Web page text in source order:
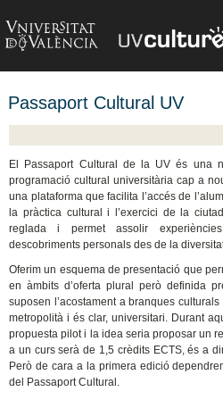
Passaport Cultural UV
El Passaport Cultural de la UV és una
programació cultural universitària cap a
una plataforma que facilita l’accés de
la pràctica cultural i l’exercici de la
reglada i permet assolir
descobriments personals des de la
Oferim un esquema de presentació que
en àmbits d’oferta plural però definida
suposen l’acostament a branques
metropolità i és clar, universitari. Durant
propuesta pilot i la idea seria proposar un
a un curs serà de 1,5 crèdits ECTS, és a
Però de cara a la primera edició
del Passaport Cultural.